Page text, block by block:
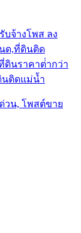
รับจ้างโพส ลง
ด,ที่ดินติด
ดินราคาต่ํากว่า
นติดแม่น้ำ
วน, โพสต์ขาย